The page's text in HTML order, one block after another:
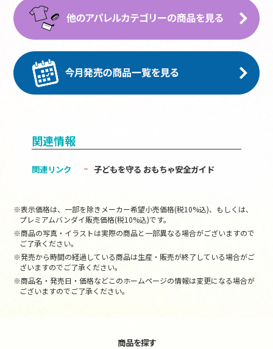
関連情報
関連リンク 子どもを守る おもちゃ安全ガイド
※表示価格は、一部を除きメーカー希望小売価格(税10%込)、もしくは、
プレミアムバンダイ販売価格(税10%込)です。
※商品の写真・イラストは実際の商品と一部異なる場合がございますので
ご了承ください。
※発売から時間の経過している商品は生産・販売が終了している場合がご
ざいますのでご了承ください。
※商品名・発売日・価格などこのホームページの情報は変更になる場合が
ございますのでご了承ください。
商品を探す